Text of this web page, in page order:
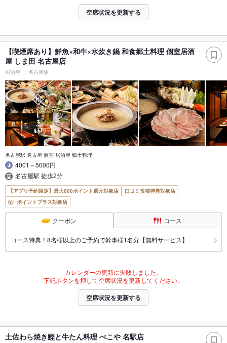
空席状況を更新する
【喫煙席あり】鮮魚×和牛×水炊き鍋 和食郷土料理 個室居酒
屋 しま田 名古屋店
居酒屋 名古屋駅
名古屋駅 名古屋 個室 居酒屋 郷土料理
4001～5000円
名古屋駅 徒歩2分
【アプリ予約限定】最大800ポイント還元対象店
口コミ投稿特典対象店
ポイントプラス対象店
クーポン コース
コース特典！8名様以上のご予約で幹事様1名分【無料サービス】
カレンダーの更新に失敗しました。
下記ボタンを押して空席状況を更新してください。
空席状況を更新する
土佐わら焼き鰹と牛たん料理 べこや 名駅店